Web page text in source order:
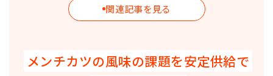
詳細を見る
botanova 植物のおいしさ 牛脂風味
トパティ、焼き肉、カレー、ソースなど食品全般に深いコクと香り、煮込み
感を付与します。
関連記事を見る
メンチカツの風味の課題を安定供給で